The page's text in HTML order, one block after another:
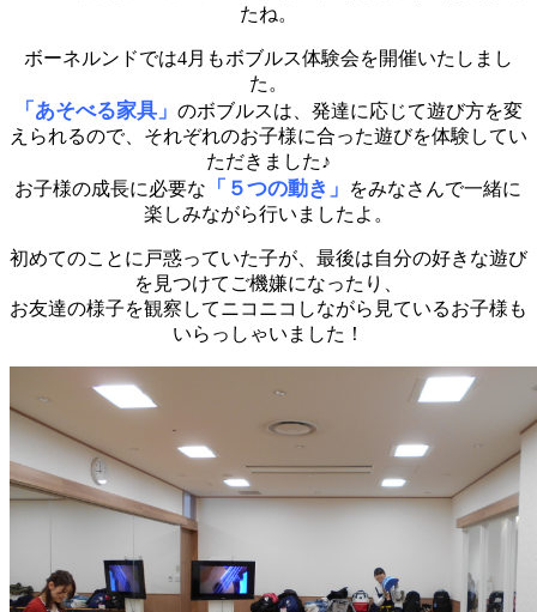
たね。
ボーネルンドでは4月もボブルス体験会を開催いたしまし
た。
「あそべる家具」 のボブルスは、発達に応じて遊び方を変
えられるので、それぞれのお子様に合った遊びを体験してい
ただきました♪
お子様の成長に必要な
「５つの動き」
をみなさんで一緒に
楽しみながら行いましたよ。
初めてのことに戸惑っていた子が、最後は自分の好きな遊び
を見つけてご機嫌になったり、
お友達の様子を観察してニコニコしながら見ているお子様も
いらっしゃいました！